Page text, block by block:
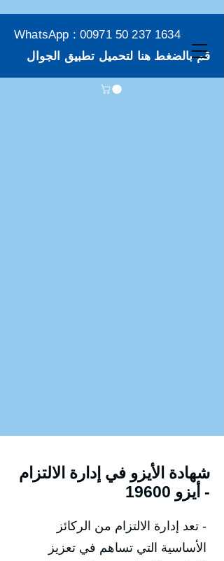
WhatsApp : 00971 50 237 1634
قم بالضغط هنا لتحميل تطبيق الجوال
شهادة الأيزو في إدارة الالتزام
- أيزو 19600
- تعد إدارة الالتزام من الركائز
الأساسية التي تساهم في تعزيز